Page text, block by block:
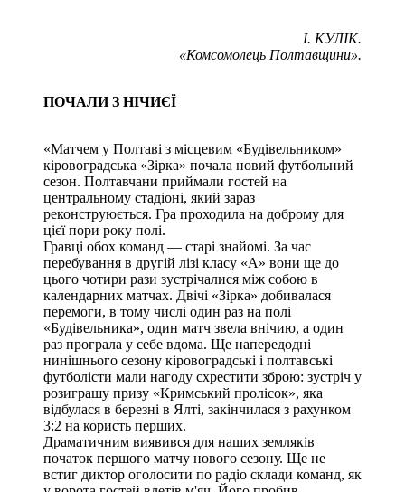
І. КУЛІК.
«Комсомолець Полтавщини».
ПОЧАЛИ З НІЧИЄЇ
«Матчем у Полтаві з місцевим «Будівельником»
кіровоградська «Зірка» почала новий футбольний
сезон. Полтавчани приймали гостей на
центральному стадіоні, який зараз
реконструюється. Гра проходила на доброму для
цієї пори року полі.
Гравці обох команд — старі знайомі. За час
перебування в другій лізі класу «А» вони ще до
цього чотири рази зустрічалися між собою в
календарних матчах. Двічі «Зірка» добивалася
перемоги, в тому числі один раз на полі
«Будівельника», один матч звела внічию, а один
раз програла у себе вдома. Ще напередодні
нинішнього сезону кіровоградські і полтавські
футболісти мали нагоду схрестити зброю: зустріч у
розиграшу призу «Кримський пролісок», яка
відбулася в березні в Ялті, закінчилася з рахунком
3:2 на користь перших.
Драматичним виявився для наших земляків
початок першого матчу нового сезону. Ще не
встиг диктор оголосити по радіо склади команд, як